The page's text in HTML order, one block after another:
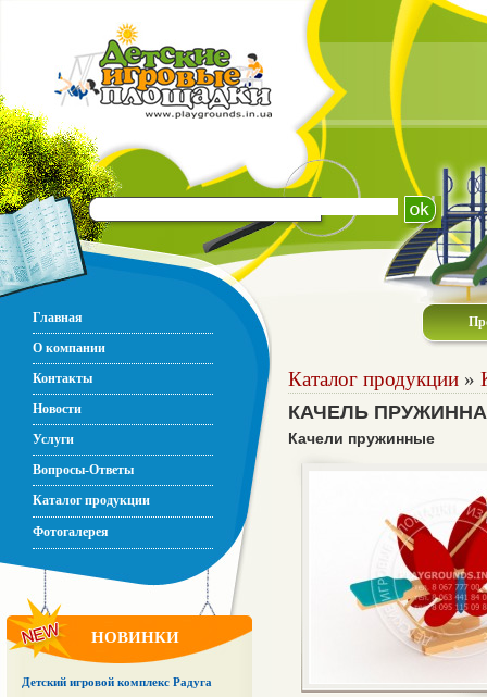
Главная
О компании
Контакты
Новости
Услуги
Вопросы-Ответы
Каталог продукции
Фотогалерея
НОВИНКИ
Детский игровой комплекс Радуга
Каталог продукции »
КАЧЕЛЬ
Качели пружинные